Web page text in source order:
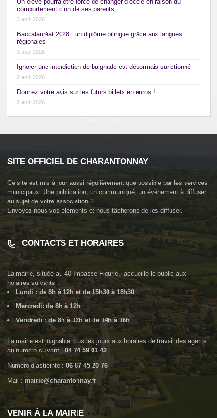
Un élève pourra être forcé de changer d’école en raison du
comportement d’un de ses parents
3 août 2026
Baccalauréat 2028 : un diplôme bilingue grâce aux langues
régionales
3 août 2026
Ignorer une interdiction de baignade est désormais sanctionné
2 août 2026
Donnez votre avis sur les futurs billets en euros !
2 août 2026
SITE OFFICIEL DE CHARANTONNAY
Ce site est mis à jour aussi régulièrement que possible par les services
municipaux. Une publication, un communiqué, un événement à diffuser
au sujet de votre association ?
Envoyez-nous vos éléments et nous tâcherons de les diffuser.
CONTACTS ET HORAIRES
La mairie, située au 40 Impasse Fleurie, accueille le public aux
horaires suivants :
Lundi : de 8h à 12h et de 15h30 à 18h30
Mercredi: de 8h à 12h
Vendredi : de 8h à 12h et de 14h à 16h
La mairie est joignable tous les jours aux horaires de travail des agents
au numéro suivant :04 74 59 01 42
Numéro d’astreinte : 06 87 45 20 76
Mail :mairie@charantonnay.fr
VENIR À LA MAIRIE